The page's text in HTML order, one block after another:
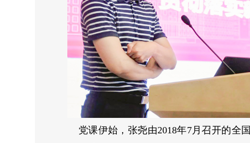
党课伊始，张尧由2018年7月召开的全